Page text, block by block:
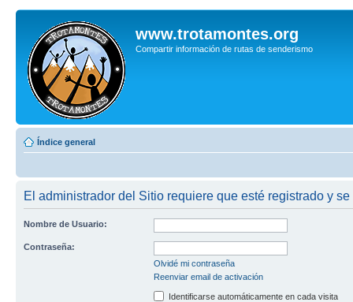
www.trotamontes.org
Compartir información de rutas de senderismo
Índice general
El administrador del Sitio requiere que esté registrado y
Nombre de Usuario:
Contraseña:
Olvidé mi contraseña
Reenviar email de activación
Identificarse automáticamente en cada visita